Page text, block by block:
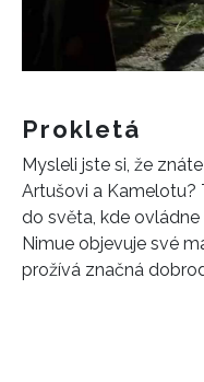
Prokletá
Mysleli jste si, že
Artušovi a Kamelotu?
do světa, kde ovládne
Nimue objevuje své
prožívá značná